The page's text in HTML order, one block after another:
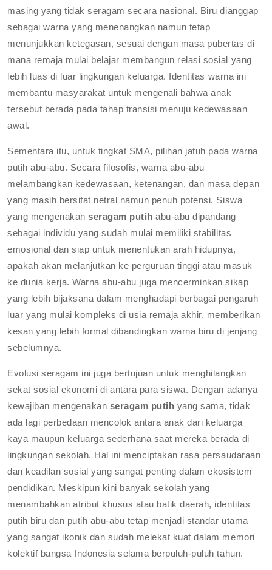
masing yang tidak seragam secara nasional. Biru dianggap
sebagai warna yang menenangkan namun tetap
menunjukkan ketegasan, sesuai dengan masa pubertas di
mana remaja mulai belajar membangun relasi sosial yang
lebih luas di luar lingkungan keluarga. Identitas warna ini
membantu masyarakat untuk mengenali bahwa anak
tersebut berada pada tahap transisi menuju kedewasaan
awal.
Sementara itu, untuk tingkat SMA, pilihan jatuh pada warna
putih abu-abu. Secara filosofis, warna abu-abu
melambangkan kedewasaan, ketenangan, dan masa depan
yang masih bersifat netral namun penuh potensi. Siswa
yang mengenakanseragam putih abu-abu dipandang
sebagai individu yang sudah mulai memiliki stabilitas
emosional dan siap untuk menentukan arah hidupnya,
apakah akan melanjutkan ke perguruan tinggi atau masuk
ke dunia kerja. Warna abu-abu juga mencerminkan sikap
yang lebih bijaksana dalam menghadapi berbagai pengaruh
luar yang mulai kompleks di usia remaja akhir, memberikan
kesan yang lebih formal dibandingkan warna biru di jenjang
sebelumnya.
Evolusi seragam ini juga bertujuan untuk menghilangkan
sekat sosial ekonomi di antara para siswa. Dengan adanya
kewajiban mengenakan seragam putih yang sama, tidak
ada lagi perbedaan mencolok antara anak dari keluarga
kaya maupun keluarga sederhana saat mereka berada di
lingkungan sekolah. Hal ini menciptakan rasa persaudaraan
dan keadilan sosial yang sangat penting dalam ekosistem
pendidikan. Meskipun kini banyak sekolah yang
menambahkan atribut khusus atau batik daerah, identitas
putih biru dan putih abu-abu tetap menjadi standar utama
yang sangat ikonik dan sudah melekat kuat dalam memori
kolektif bangsa Indonesia selama berpuluh-puluh tahun.